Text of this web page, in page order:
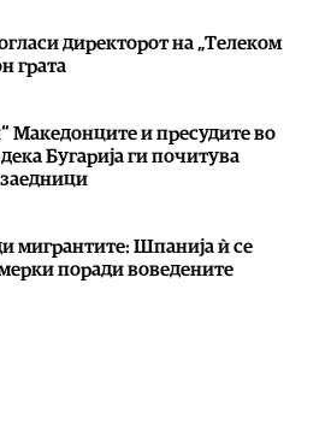
директорот на „Телеком
грата
Македонците и пресудите во
Бугарија ги почитува
мигрантите: Шпанија ѝ се
поради воведените